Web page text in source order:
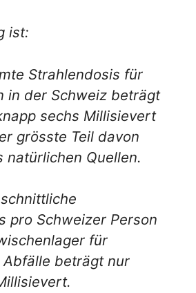
ist:
Strahlendosis für
in der Schweiz beträgt
sechs Millisievert
grösste Teil davon
natürlichen Quellen.
pro Schweizer Person
für
beträgt nur